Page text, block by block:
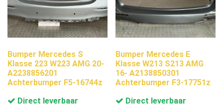
Bumper Mercedes S
Klasse 223 W223 AMG 20-
A2238856201
Achterbumper F5-16744z
Direct leverbaar
Bumper Mercedes E
Klasse W213 S213 AMG
16- A2138850301
Achterbumper F3-17751z
Direct leverbaar